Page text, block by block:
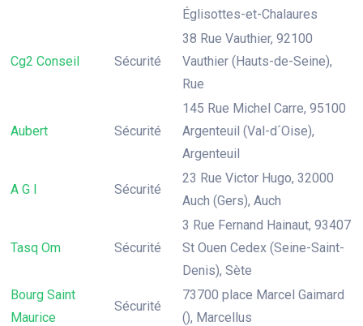
Églisottes-et-Chalaures
Cg2 Conseil Sécurité
38 Rue Vauthier, 92100
Vauthier (Hauts-de-Seine),
Rue
Aubert Sécurité
145 Rue Michel Carre, 95100
Argenteuil (Val-d´Oise),
Argenteuil
A G I Sécurité
23 Rue Victor Hugo, 32000
Auch (Gers), Auch
Tasq Om Sécurité
3 Rue Fernand Hainaut, 93407
St Ouen Cedex (Seine-Saint-
Denis), Sète
Bourg Saint
Maurice
Sécurité
73700 place Marcel Gaimard
(), Marcellus